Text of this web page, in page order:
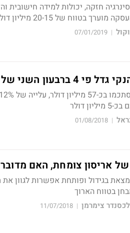
חזקה, יכולות למידה חישובית
בטווח של 20-15 מיליון דולר
|
07/01/2019
ברבעון השני של השנה
דולר
|
01/08/2018
אריסון צומחת, האם
בטווח הארוך
צימרמן |
11/07/2018